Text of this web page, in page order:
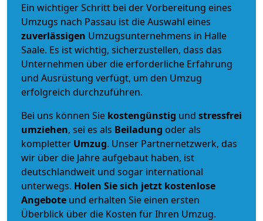
Ein wichtiger Schritt bei der Vorbereitung eines
Umzugs nach Passau ist die Auswahl eines
zuverlässigen Umzugsunternehmens in Halle
Saale. Es ist wichtig, sicherzustellen, dass das
Unternehmen über die erforderliche Erfahrung
und Ausrüstung verfügt, um den Umzug
erfolgreich durchzuführen.
Bei uns können Sie kostengünstig und stressfrei
umziehen, sei es als Beiladung oder als
kompletter Umzug. Unser Partnernetzwerk, das
wir über die Jahre aufgebaut haben, ist
deutschlandweit und sogar international
unterwegs. Holen Sie sich jetzt kostenlose
Angebote und erhalten Sie einen ersten
Überblick über die Kosten für Ihren Umzug.